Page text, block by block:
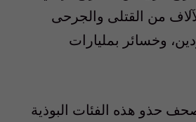
من القتلى والجرحى
وخسائر بمليارات
حذو هذه الفئات البوذية